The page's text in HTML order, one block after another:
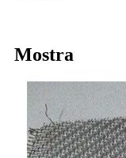
Mostra